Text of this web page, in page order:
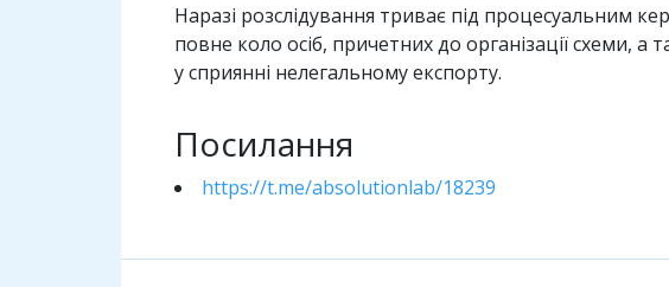
Наразі розслідування триває під процесуальним
повне коло осіб, причетних до організації схеми,
у сприянні нелегальному експорту.
Посилання
https://t.me/absolutionlab/18239